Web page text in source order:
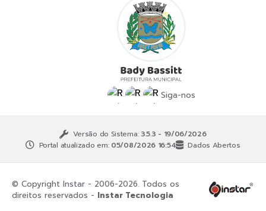
Siga-nos
Versão do Sistema: 3.5.3 - 19/06/2026
Portal atualizado em: 05/08/2026 16:54 Dados Abertos
© Copyright Instar - 2006-2026. Todos os
direitos reservados - Instar Tecnologia